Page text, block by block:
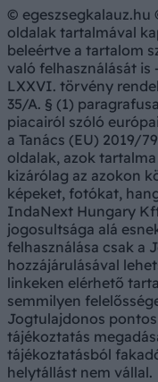
©
oldalak tartalmával
beleértve a tartalom
való felhasználását is
LXXVI. törvény
35/A. § (1)
piacairól szóló
a Tanács (EU) 2019/
oldalak, azok
kizárólag az azokon
képeket, fotókat,
IndaNext Hungary
jogosultsága alá
felhasználása csak a
hozzájárulásával
linkeken elérhető
semmilyen
Jogtulajdonos
tájékoztatás
tájékoztatásból
helytállást nem vállal.